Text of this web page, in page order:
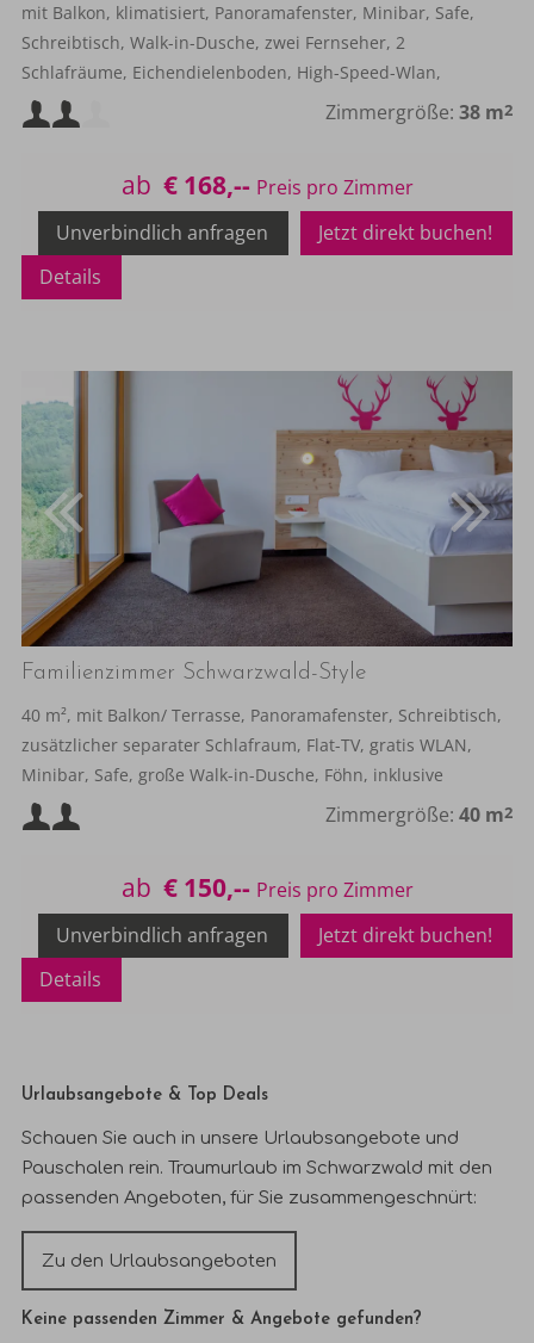
mit Balkon, klimatisiert, Panoramafenster, Minibar, Safe,
Schreibtisch, Walk-in-Dusche, zwei Fernseher, 2
Schlafräume, Eichendielenboden, High-Speed-Wlan,
inklusive Frühstück
Mindestbelegung:
Maximalbelegung:
Zimmergröße: 38 m2
ab € 168,--
Jetzt direkt buchen!
Unverbindlich anfragen
Details
Familienzimmer Schwarzwald-Style
40 m², mit Balkon/ Terrasse, Panoramafenster, Schreibtisch,
zusätzlicher separater Schlafraum, Flat-TV, gratis WLAN,
Minibar, Safe, große Walk-in-Dusche, Föhn, inklusive
Naturpark-Frühstücksbuffet.
Mindestbelegung:
Maximalbelegung:
Zimmergröße: 40 m2
ab € 150,--
Jetzt direkt buchen!
Unverbindlich anfragen
Details
Urlaubsangebote & Top Deals
Schauen Sie auch in unsere Urlaubsangebote und
Pauschalen rein. Traumurlaub im Schwarzwald mit den
passenden Angeboten, für Sie zusammengeschnürt:
Zu den Urlaubsangeboten
Keine passenden Zimmer & Angebote gefunden?